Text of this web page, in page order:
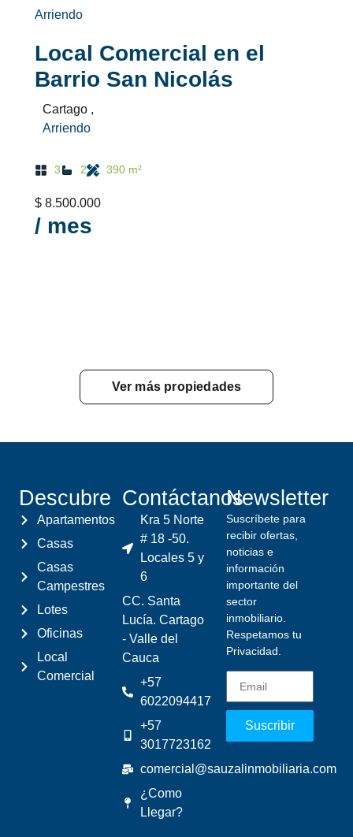
Arriendo
Local Comercial en el
Barrio San Nicolás
Cartago ,
Arriendo
3 2 390 m²
$ 8.500.000
/ mes
Ver más propiedades
Descubre
Apartamentos
Casas
Casas
Campestres
Lotes
Oficinas
Local
Comercial
Contáctanos
Kra 5 Norte
# 18 -50.
Locales 5 y
6
CC. Santa
Lucía. Cartago
- Valle del
Cauca
+57
6022094417
+57
3017723162
comercial@sauzalinmobiliaria.com
¿Como
Llegar?
Newsletter
Suscríbete para
recibir ofertas,
noticias e
información
importante del
sector
inmobiliario.
Respetamos tu
Privacidad.
Suscribir